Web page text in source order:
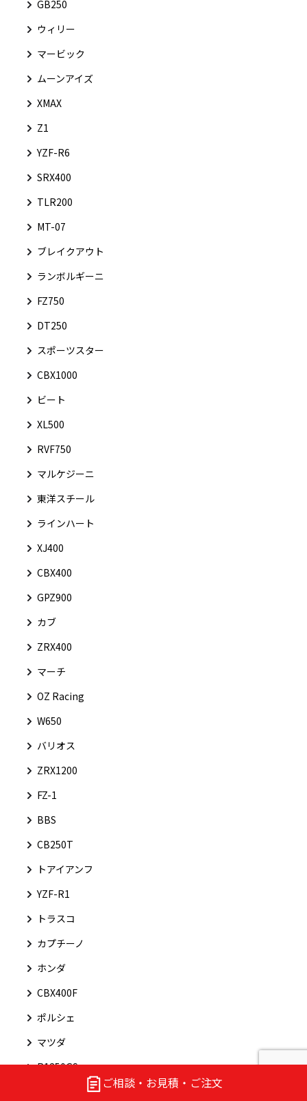
ご相談・お見積・ご注文
GB250
ウィリー
マービック
ムーンアイズ
XMAX
Z1
YZF-R6
SRX400
TLR200
MT-07
ブレイクアウト
ランボルギーニ
FZ750
DT250
スポーツスター
CBX1000
ビート
XL500
RVF750
マルケジーニ
東洋スチール
ラインハート
XJ400
CBX400
GPZ900
カブ
ZRX400
マーチ
OZ Racing
W650
バリオス
ZRX1200
FZ-1
BBS
CB250T
トアイアンフ
YZF-R1
トラスコ
カプチーノ
ホンダ
CBX400F
ポルシェ
マツダ
R1250GS